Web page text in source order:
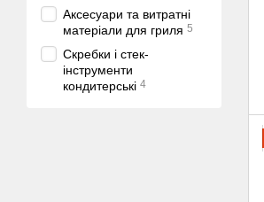
Аксесуари та витратні
матеріали для гриля 5
Скребки і стек-
інструменти
кондитерські 4